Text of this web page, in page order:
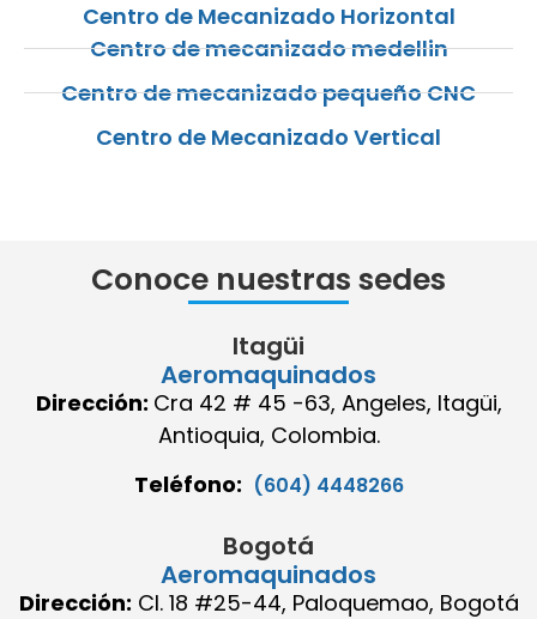
Centro de Mecanizado Horizontal
Centro de mecanizado medellin
Centro de mecanizado pequeño CNC
Centro de Mecanizado Vertical
Conoce nuestras sedes
Itagüi
Aeromaquinados
Dirección: Cra 42 # 45 -63, Angeles, Itagüi,
Antioquia, Colombia.
Teléfono: (604) 4448266
Bogotá
Aeromaquinados
Dirección: Cl. 18 #25-44, Paloquemao, Bogotá